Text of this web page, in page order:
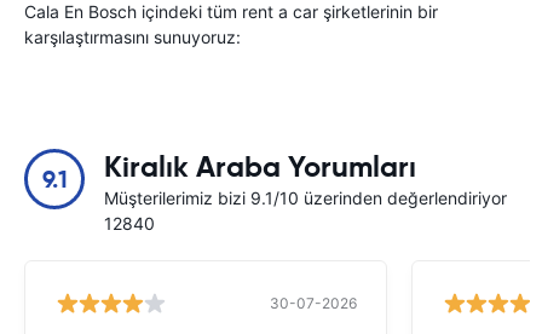
Cala En Bosch içindeki tüm rent a car şirketlerinin bir
karşılaştırmasını sunuyoruz:
9.1 Kiralık Araba Yorumları
Müşterilerimiz bizi 9.1/10 üzerinden değerlendiriyor
12840
30-07-2026